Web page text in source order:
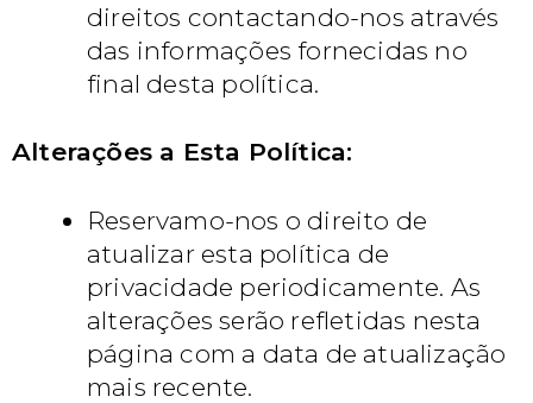
direitos contactando-nos através
das informações fornecidas no
final desta política.
Alterações a Esta Política:
Reservamo-nos o direito de
atualizar esta política de
privacidade periodicamente. As
alterações serão refletidas nesta
página com a data de atualização
mais recente.